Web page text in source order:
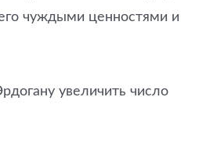
чуждыми ценностями и
увеличить число